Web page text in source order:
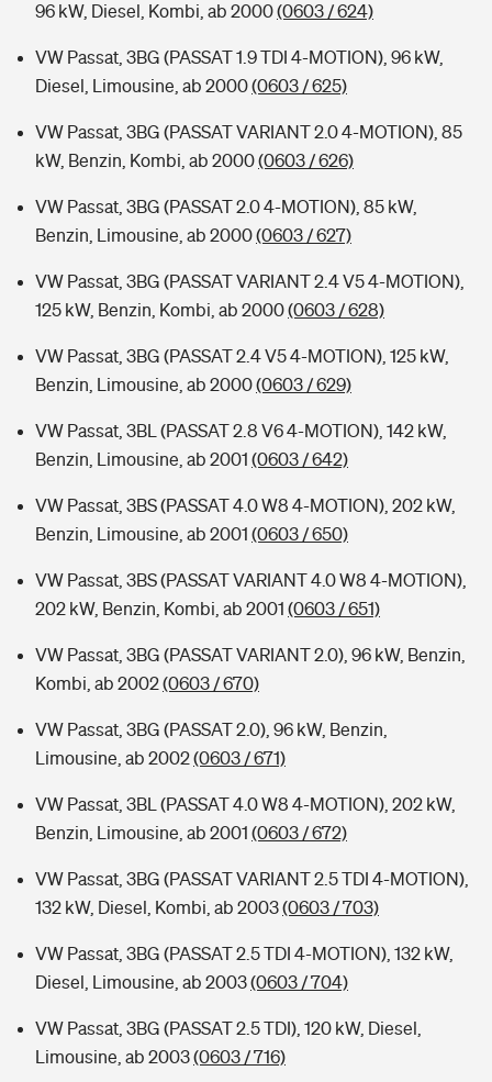
96 kW, Diesel, Kombi, ab 2000(0603 / 624)
VW Passat, 3BG (PASSAT 1.9 TDI 4-MOTION), 96 kW,
Diesel, Limousine, ab 2000(0603 / 625)
VW Passat, 3BG (PASSAT VARIANT 2.0 4-MOTION), 85
kW, Benzin, Kombi, ab 2000(0603 / 626)
VW Passat, 3BG (PASSAT 2.0 4-MOTION), 85 kW,
Benzin, Limousine, ab 2000(0603 / 627)
VW Passat, 3BG (PASSAT VARIANT 2.4 V5 4-MOTION),
125 kW, Benzin, Kombi, ab 2000(0603 / 628)
VW Passat, 3BG (PASSAT 2.4 V5 4-MOTION), 125 kW,
Benzin, Limousine, ab 2000(0603 / 629)
VW Passat, 3BL (PASSAT 2.8 V6 4-MOTION), 142 kW,
Benzin, Limousine, ab 2001 (0603 / 642)
VW Passat, 3BS (PASSAT 4.0 W8 4-MOTION), 202 kW,
Benzin, Limousine, ab 2001 (0603 / 650)
VW Passat, 3BS (PASSAT VARIANT 4.0 W8 4-MOTION),
202 kW, Benzin, Kombi, ab 2001 (0603 / 651)
VW Passat, 3BG (PASSAT VARIANT 2.0), 96 kW, Benzin,
Kombi, ab 2002(0603 / 670)
VW Passat, 3BG (PASSAT 2.0), 96 kW, Benzin,
Limousine, ab 2002(0603 / 671)
VW Passat, 3BL (PASSAT 4.0 W8 4-MOTION), 202 kW,
Benzin, Limousine, ab 2001 (0603 / 672)
VW Passat, 3BG (PASSAT VARIANT 2.5 TDI 4-MOTION),
132 kW, Diesel, Kombi, ab 2003(0603 / 703)
VW Passat, 3BG (PASSAT 2.5 TDI 4-MOTION), 132 kW,
Diesel, Limousine, ab 2003(0603 / 704)
VW Passat, 3BG (PASSAT 2.5 TDI), 120 kW, Diesel,
Limousine, ab 2003(0603 / 716)